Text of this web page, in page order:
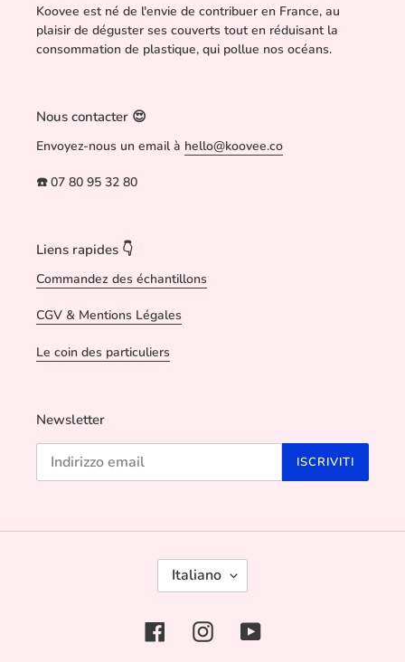
Koovee est né de l'envie de contribuer en France, au
plaisir de déguster ses couverts tout en réduisant la
consommation de plastique, qui pollue nos océans.
Nous contacter 😍
Envoyez-nous un email à hello@koovee.co
☎️ 07 80 95 32 80
Liens rapides 👇
Commandez des échantillons
CGV & Mentions Légales
Le coin des particuliers
Newsletter
ISCRIVITI
L
I
G
U
Italiano
FacebookInstagramYouTube